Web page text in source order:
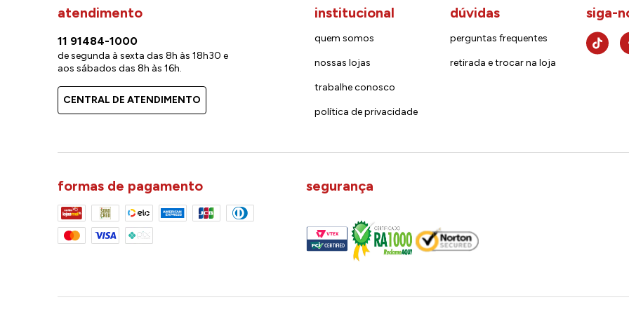
atendimento
11 91484-1000
de segunda à sexta das 8h às 18h30 e
aos sábados das 8h às 16h.
CENTRAL DE ATENDIMENTO
institucional
quem somos
nossas lojas
trabalhe conosco
política de privacidade
dúvidas
perguntas frequentes
retirada e trocar na loja
siga-
formas de pagamento segurança